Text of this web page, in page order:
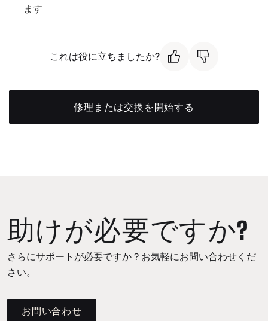
ます
これは役に立ちましたか?
修理または交換を開始する
助けが必要ですか?
さらにサポートが必要ですか？お気軽にお問い合わせくだ
さい。
お問い合わせ